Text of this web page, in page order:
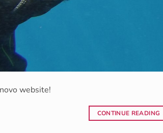
website!
CONTINUE READING